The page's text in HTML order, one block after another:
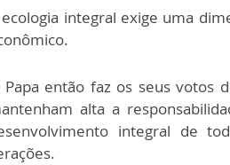
integral exige uma
Papa então faz os seus votos
alta a
integral de